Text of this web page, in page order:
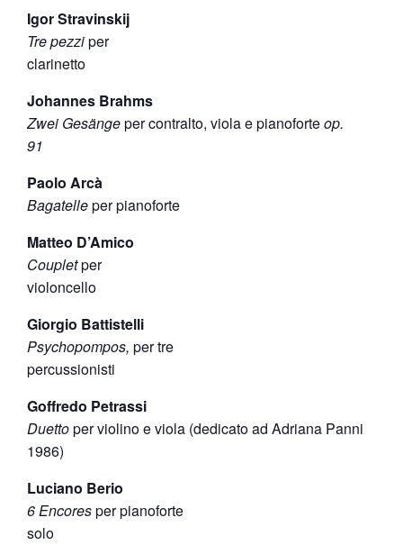
Igor Stravinskij
Tre pezziper
clarinetto
Johannes Brahms
Zwei Gesängeper contralto, viola e pianoforteop.
91
Paolo Arcà
Bagatelleper pianoforte
Matteo D’Amico
Coupletper
violoncello
Giorgio Battistelli
Psychopompos, per tre
percussionisti
Goffredo Petrassi
Duettoper violino e viola (dedicato ad Adriana Panni
1986)
Luciano Berio
6 Encoresper pianoforte
solo